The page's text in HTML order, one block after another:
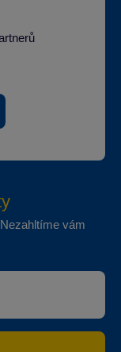
vám